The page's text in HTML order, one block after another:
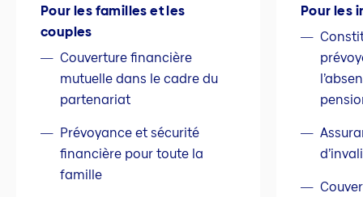
Pour les familles et les
couples
Couverture financière
mutuelle dans le cadre du
partenariat
Prévoyance et sécurité
financière pour toute la
famille
Pour les